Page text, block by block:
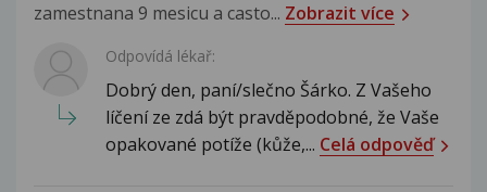
zamestnana 9 mesicu a casto... Zobrazit více
Odpovídá lékař:
Dobrý den, paní/slečno Šárko. Z Vašeho
líčení ze zdá být pravděpodobné, že Vaše
opakované potíže (kůže,... Celá odpověď